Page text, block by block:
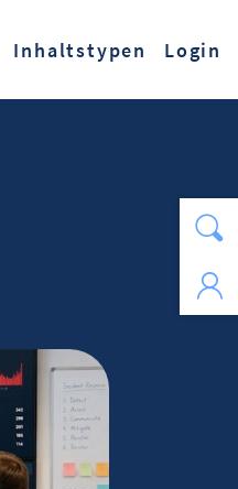
Inhaltstypen Login